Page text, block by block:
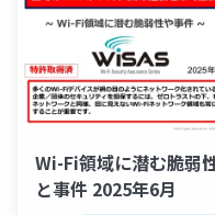
Wi-Fi領域に潜む脆弱
と事件 2025年6月